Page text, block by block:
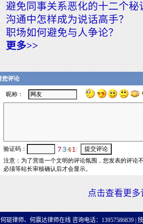
避免同事关系恶化的十二个秘
沟通中怎样成为说话高手？
职场如何避免与人争论？
更多>>
点击查看更多
何珽律师、何震达律师在线 咨询电话：13957586839 |